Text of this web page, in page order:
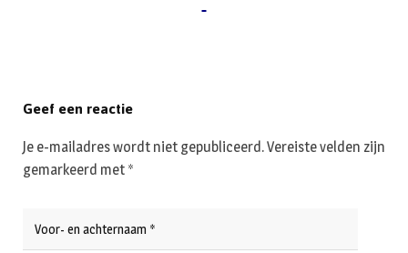
Geef een reactie
Je e-mailadres wordt niet gepubliceerd.Vereiste velden zijn
gemarkeerd met *